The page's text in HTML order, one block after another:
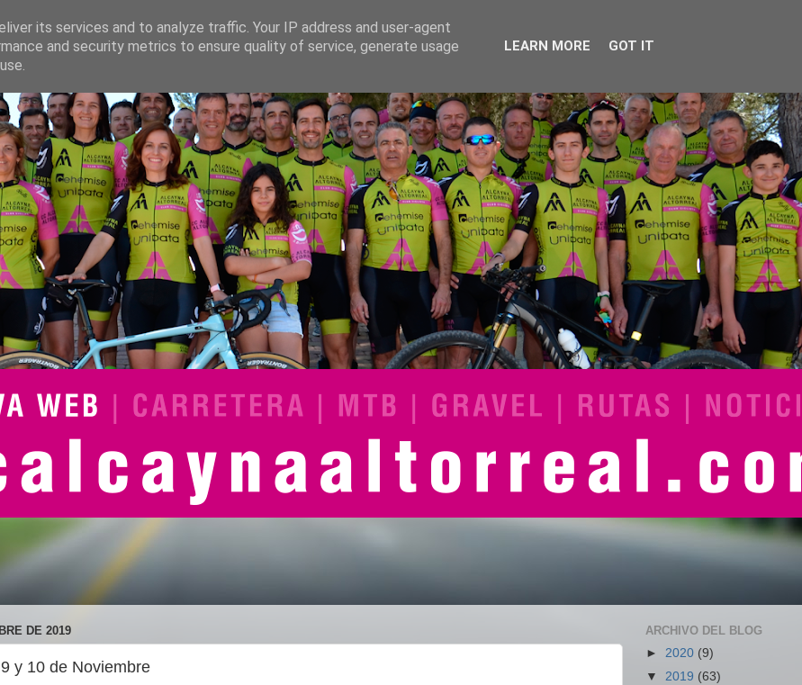
DE 2019
y 10 de Noviembre
ARCHIVO DEL BLOG
► 2020 (9)
▼ 2019 (63)
its services and to analyze traffic. Your IP address and user-agent
and security metrics to ensure quality of service, generate usage
LEARN MORE GOT IT